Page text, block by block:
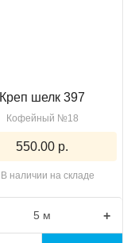
Креп шелк 397
Кофейный №18
550.00 р.
В наличии на складе
+